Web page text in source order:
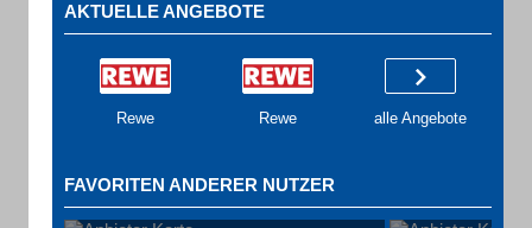
AKTUELLE ANGEBOTE
Rewe Rewe alle Angebote
FAVORITEN ANDERER NUTZER